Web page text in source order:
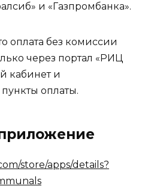
и «Газпромбанка».
оплата без комиссии
через портал «РИЦ
кабинет и
оплаты.
store/apps/details?